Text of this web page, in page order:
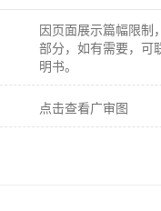
因页面展示篇幅限制
部分，如有需要，可
明书。
点击查看广审图